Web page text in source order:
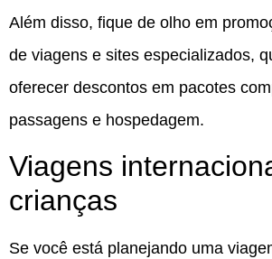
Além disso, fique de olho em
de viagens e sites especializados,
oferecer descontos em pacotes
passagens e hospedagem.
Viagens
crianças
Se você está planejando uma